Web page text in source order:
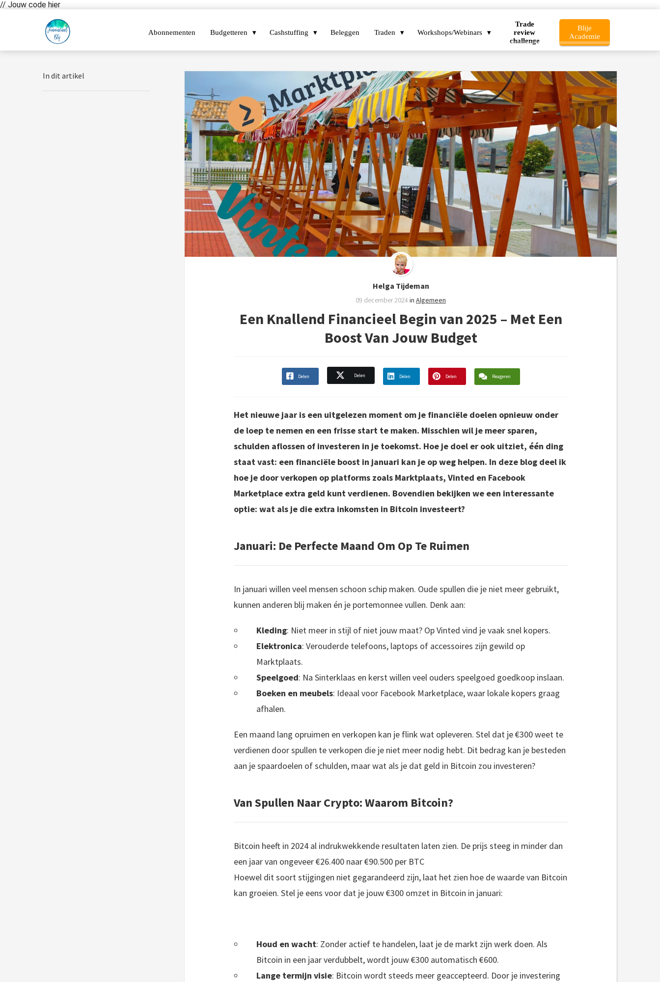
// Jouw code hier
Abonnementen Budgetteren Cashstuffing Beleggen Traden Workshops/Webinars
Trade
review
challenge
Blije
Academie
In dit artikel
Helga Tijdeman
09 december 2024 in Algemeen
Een Knallend Financieel Begin van 2025 – Met Een
Boost Van Jouw Budget
Delen Delen Delen Delen Reageren
Het nieuwe jaar is een uitgelezen moment om je financiële doelen opnieuw onder
de loep te nemen en een frisse start te maken. Misschien wil je meer sparen,
schulden aflossen of investeren in je toekomst. Hoe je doel er ook uitziet, één ding
staat vast: een financiële boost in januari kan je op weg helpen. In deze blog deel ik
hoe je door verkopen op platforms zoals Marktplaats, Vinted en Facebook
Marketplace extra geld kunt verdienen. Bovendien bekijken we een interessante
optie: wat als je die extra inkomsten in Bitcoin investeert?
Januari: De Perfecte Maand Om Op Te Ruimen
In januari willen veel mensen schoon schip maken. Oude spullen die je niet meer gebruikt,
kunnen anderen blij maken én je portemonnee vullen. Denk aan:
Kleding: Niet meer in stijl of niet jouw maat? Op Vinted vind je vaak snel kopers.
Elektronica: Verouderde telefoons, laptops of accessoires zijn gewild op
Marktplaats.
Speelgoed: Na Sinterklaas en kerst willen veel ouders speelgoed goedkoop inslaan.
Boeken en meubels: Ideaal voor Facebook Marketplace, waar lokale kopers graag
afhalen.
Een maand lang opruimen en verkopen kan je flink wat opleveren. Stel dat je €300 weet te
verdienen door spullen te verkopen die je niet meer nodig hebt. Dit bedrag kan je besteden
aan je spaardoelen of schulden, maar wat als je dat geld in Bitcoin zou investeren?
Van Spullen Naar Crypto: Waarom Bitcoin?
Bitcoin heeft in 2024 al indrukwekkende resultaten laten zien. De prijs steeg in minder dan
een jaar van ongeveer €26.400 naar €90.500 per BTC
Hoewel dit soort stijgingen niet gegarandeerd zijn, laat het zien hoe de waarde van Bitcoin
kan groeien. Stel je eens voor dat je jouw €300 omzet in Bitcoin in januari:
Houd en wacht: Zonder actief te handelen, laat je de markt zijn werk doen. Als
Bitcoin in een jaar verdubbelt, wordt jouw €300 automatisch €600.
Lange termijn visie: Bitcoin wordt steeds meer geaccepteerd. Door je investering